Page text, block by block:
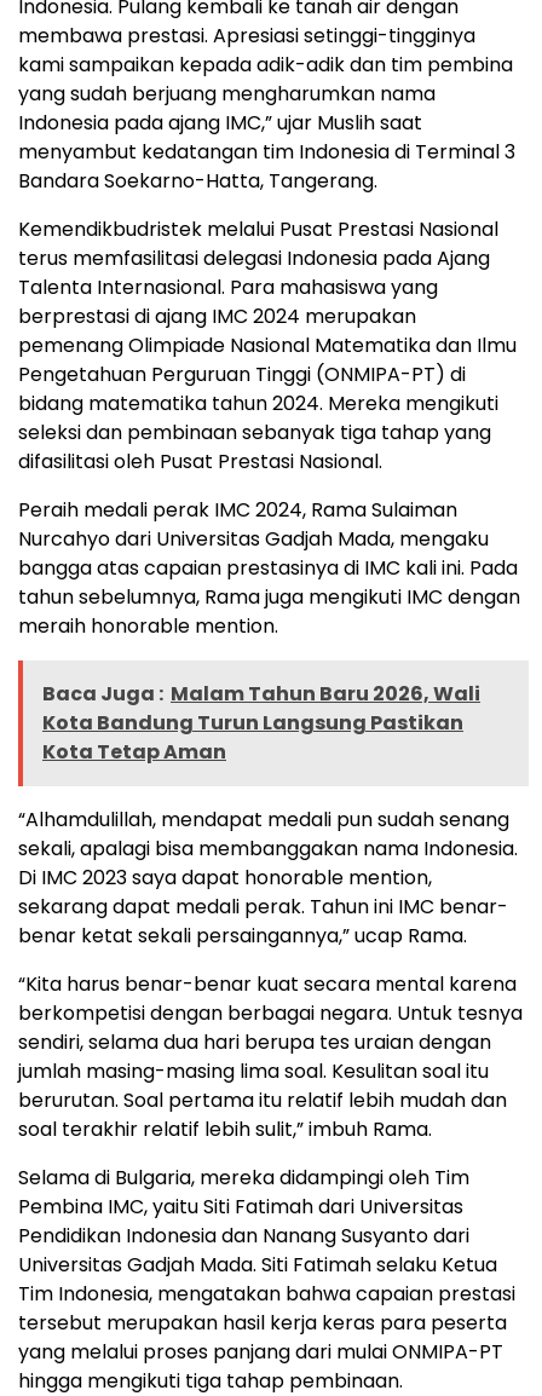
Indonesia. Pulang kembali ke tanah air dengan
membawa prestasi. Apresiasi setinggi-tingginya
kami sampaikan kepada adik-adik dan tim pembina
yang sudah berjuang mengharumkan nama
Indonesia pada ajang IMC,” ujar Muslih saat
menyambut kedatangan tim Indonesia di Terminal 3
Bandara Soekarno-Hatta, Tangerang.
Kemendikbudristek melalui Pusat Prestasi Nasional
terus memfasilitasi delegasi Indonesia pada Ajang
Talenta Internasional. Para mahasiswa yang
berprestasi di ajang IMC 2024 merupakan
pemenang Olimpiade Nasional Matematika dan Ilmu
Pengetahuan Perguruan Tinggi (ONMIPA-PT) di
bidang matematika tahun 2024. Mereka mengikuti
seleksi dan pembinaan sebanyak tiga tahap yang
difasilitasi oleh Pusat Prestasi Nasional.
Peraih medali perak IMC 2024, Rama Sulaiman
Nurcahyo dari Universitas Gadjah Mada, mengaku
bangga atas capaian prestasinya di IMC kali ini. Pada
tahun sebelumnya, Rama juga mengikuti IMC dengan
meraih honorable mention.
Baca Juga : Malam Tahun Baru 2026, Wali
Kota Bandung Turun Langsung Pastikan
Kota Tetap Aman
“Alhamdulillah, mendapat medali pun sudah senang
sekali, apalagi bisa membanggakan nama Indonesia.
Di IMC 2023 saya dapat honorable mention,
sekarang dapat medali perak. Tahun ini IMC benar-
benar ketat sekali persaingannya,” ucap Rama.
“Kita harus benar-benar kuat secara mental karena
berkompetisi dengan berbagai negara. Untuk tesnya
sendiri, selama dua hari berupa tes uraian dengan
jumlah masing-masing lima soal. Kesulitan soal itu
berurutan. Soal pertama itu relatif lebih mudah dan
soal terakhir relatif lebih sulit,” imbuh Rama.
Selama di Bulgaria, mereka didampingi oleh Tim
Pembina IMC, yaitu Siti Fatimah dari Universitas
Pendidikan Indonesia dan Nanang Susyanto dari
Universitas Gadjah Mada. Siti Fatimah selaku Ketua
Tim Indonesia, mengatakan bahwa capaian prestasi
tersebut merupakan hasil kerja keras para peserta
yang melalui proses panjang dari mulai ONMIPA-PT
hingga mengikuti tiga tahap pembinaan.